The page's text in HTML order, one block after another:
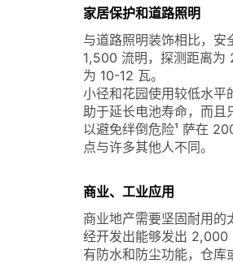
家居保护和道路照明
与道路照明装饰相比，
1,500 流明，探测距离为
为 10-12 瓦。
小径和花园使用较低水
助于延长电池寿命，而且
以避免绊倒危险¹ 萨在
点与许多其他人不同。
商业、工业应用
商业地产需要坚固耐用
经开发出能够发出 2,000
有防水和防尘功能，仓库